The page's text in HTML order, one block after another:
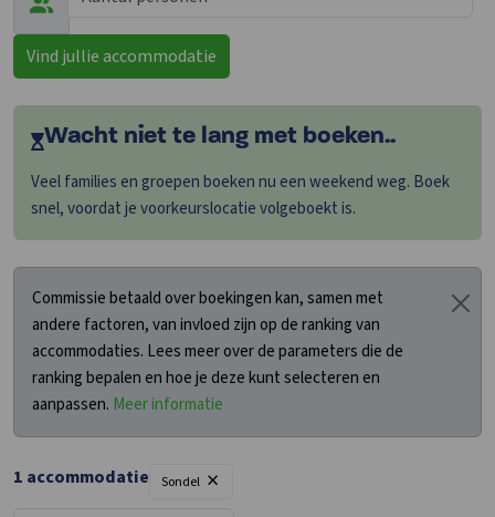
Vind jullie accommodatie
Wacht niet te lang met boeken..
Veel families en groepen boeken nu een weekend weg. Boek
snel, voordat je voorkeurslocatie volgeboekt is.
Commissie betaald over boekingen kan, samen met
andere factoren, van invloed zijn op de ranking van
accommodaties. Lees meer over de parameters die de
ranking bepalen en hoe je deze kunt selecteren en
aanpassen. Meer informatie
1 accommodatie Sondel ×